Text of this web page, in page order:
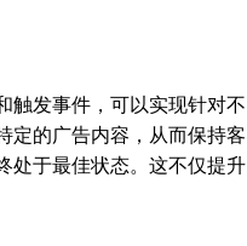
触发事件，可以实现针对不
定的广告内容，从而保持客
处于最佳状态。这不仅提升